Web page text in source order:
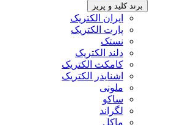
برند کلید و پریز
ایران الکتریک
پارت الکتریک
نستک
دلند الکتریک
کامکث الکتریک
اشنایدر الکتریک
ملونی
ساکو
لگراند
ماکل